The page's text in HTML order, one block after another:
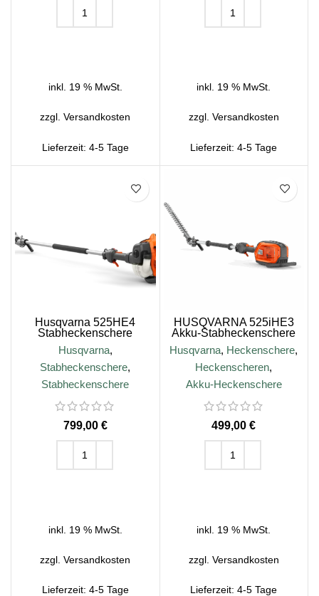
inkl. 19 % MwSt.
zzgl.Versandkosten
Lieferzeit: 4-5 Tage
inkl. 19 % MwSt.
zzgl. Versandkosten
Lieferzeit:4-5 Tage
Husqvarna 525HE4
Stabheckenschere
Husqvarna,
Stabheckenschere,
Stabheckenschere
€
inkl. 19 % MwSt.
zzgl.Versandkosten
Lieferzeit: 4-5 Tage
HUSQVARNA 525iHE3
Akku-Stabheckenschere
Husqvarna, Heckenschere,
Heckenscheren,
Akku-Heckenschere
€
inkl. 19 % MwSt.
zzgl. Versandkosten
Lieferzeit:4-5 Tage